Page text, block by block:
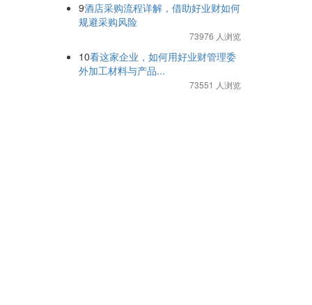
9酒店采购流程详解，借助好业财如何
规避采购风险
73976 人浏览
10看这家企业，如何用好业财管理委
外加工材料与产品...
73551 人浏览